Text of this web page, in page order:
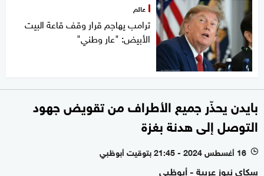
عالم
ترامب يهاجم قرار وقف قاعة البيت
الأبيض: "عار وطني"
بايدن يحذّر جميع الأطراف من تقويض جهود
التوصل إلى هدنة بغزة
l 16 أغسطس 2024 - 21:45 بتوقيت أبوظبي
سكاي نيوز عربية - أبوظبي